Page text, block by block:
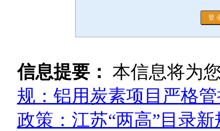
信息提要： 本信息将为
规：铝用炭素项目严格
政策：江苏“两高”目录